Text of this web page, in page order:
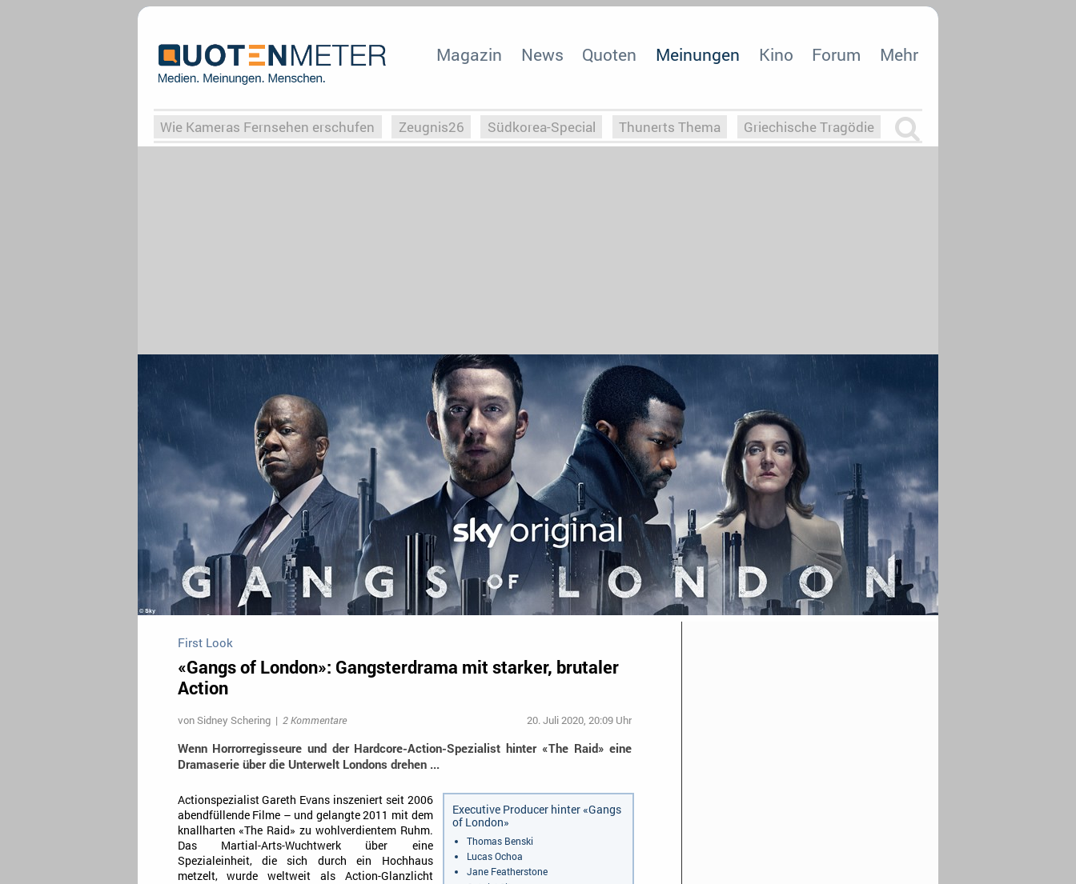
Magazin News Quoten Meinungen Kino Forum Mehr
Wie Kameras Fernsehen erschufen Zeugnis26 Südkorea-Special Thunerts Thema Griechische Tragödie
First Look
«Gangs of London»: Gangsterdrama mit starker, brutaler
Action
vonSidney Schering| 2 Kommentare 20. Juli 2020, 20:09 Uhr
Wenn Horrorregisseure und der Hardcore-Action-Spezialist hinter «The Raid» eine
Dramaserie über die Unterwelt Londons drehen ...
Executive Producer hinter «Gangs
of London»
Thomas Benski
Lucas Ochoa
Jane Featherstone
Actionspezialist Gareth Evans inszeniert seit 2006
abendfüllende Filme – und gelangte 2011 mit dem
knallharten «The Raid» zu wohlverdientem Ruhm.
Das Martial-Arts-Wuchtwerk über eine
Spezialeinheit, die sich durch ein Hochhaus
metzelt, wurde weltweit als Action-Glanzlicht